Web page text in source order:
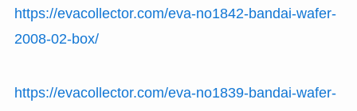
https://evacollector.com/eva-no1842-bandai-wafer-
2008-02-box/
https://evacollector.com/eva-no1839-bandai-wafer-